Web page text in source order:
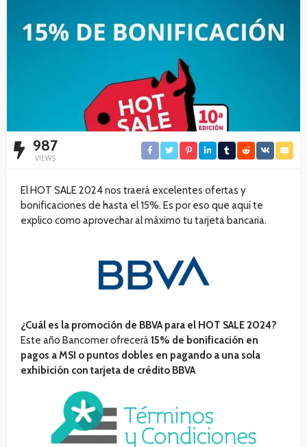
987
VIEWS
El HOT SALE 2024 nos traerá excelentes ofertas y
bonificaciones de hasta el 15%. Es por eso que aquí te
explico como aprovechar al máximo tu tarjeta bancaria.
¿Cuál es la promoción de BBVA para el HOT SALE 2024?
Este año Bancomer ofrecerá15% de bonificación en
pagos a MSI o puntos dobles en pagando a una sola
exhibición con tarjeta de crédito BBVA